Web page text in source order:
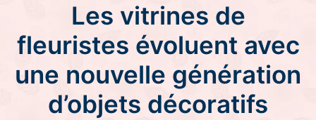
Les vitrines de
fleuristes évoluent avec
une nouvelle génération
d’objets décoratifs